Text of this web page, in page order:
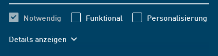
Notwendig Funktional Personalisierung
Details anzeigen